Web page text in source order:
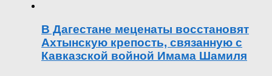
В Дагестане меценаты восстановят
Ахтынскую крепость, связанную с
Кавказской войной Имама Шамиля